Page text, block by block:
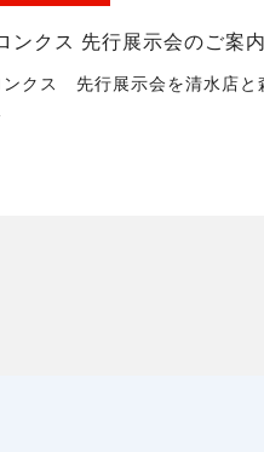
ンクス 先行展示会のご案内
ンクス 先行展示会を清水店と